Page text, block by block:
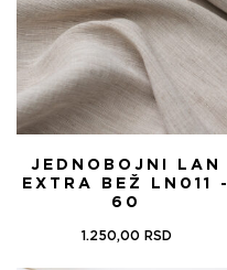
JEDNOBOJNI LAN
EXTRA BEŽ LN011 -
60
1.250,00 RSD